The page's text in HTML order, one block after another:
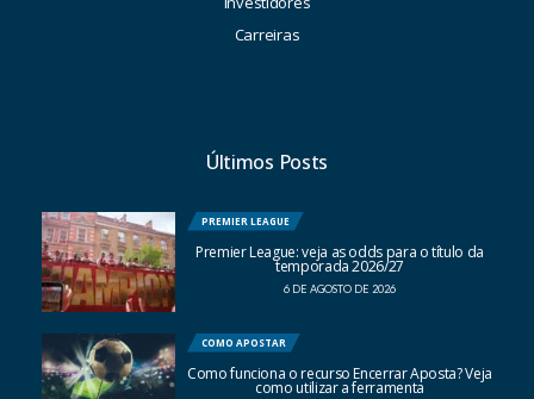
Carreiras
Últimos Posts
PREMIER LEAGUE
Premier League: veja as odds para o título da
temporada 2026/27
6 DE AGOSTO DE 2026
COMO APOSTAR
Como funciona o recurso Encerrar Aposta? Veja
como utilizar a ferramenta